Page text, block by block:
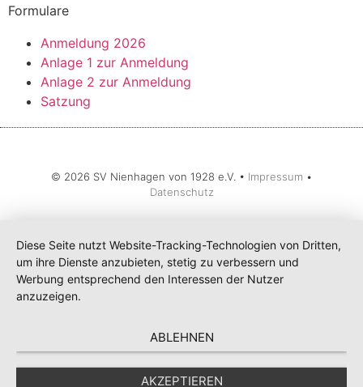
Formulare
Anmeldung 2026
Anlage 1 zur Anmeldung
Anlage 2 zur Anmeldung
Satzung
© 2026 SV Nienhagen von 1928 e.V. • Impressum •
Datenschutz
Diese Seite nutzt Website-Tracking-Technologien von Dritten,
um ihre Dienste anzubieten, stetig zu verbessern und
Werbung entsprechend den Interessen der Nutzer
anzuzeigen.
ABLEHNEN
AKZEPTIEREN